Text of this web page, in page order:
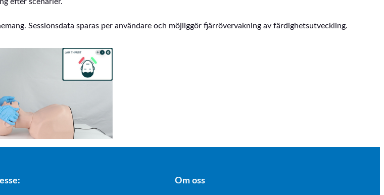
Sessionsdata sparas per användare och möjliggör fjärrövervakning av färdighetsutveckling.
Om oss